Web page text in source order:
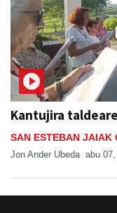
Kantujira
SAN ESTEBAN JAIAK
Jon Ander Ubeda abu